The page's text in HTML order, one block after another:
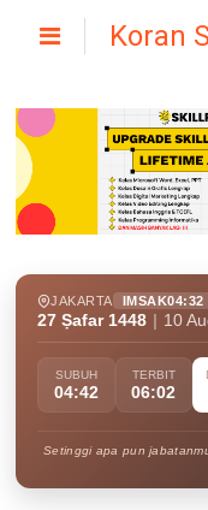
Koran
JAKARTA IMSAK04:32
27 Ṣafar 1448 10
SUBUH
04:42
TERBIT
06:02
Setinggi apa pun